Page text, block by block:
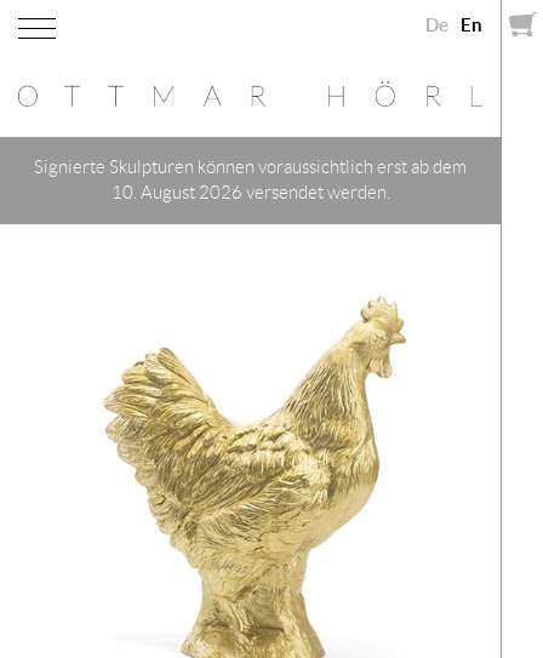
De En
Signierte Skulpturen können voraussichtlich erst ab dem
10. August 2026 versendet werden.